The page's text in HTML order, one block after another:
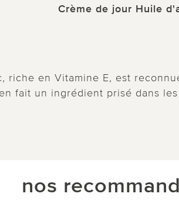
Crème de jour Huile
riche en Vitamine E, est
fait un ingrédient prisé dans
nos